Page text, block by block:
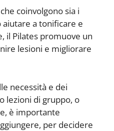
coinvolgono sia i
a tonificare e
il Pilates promuove un
lesioni e migliorare
necessità e dei
lezioni di gruppo, o
è importante
per decidere